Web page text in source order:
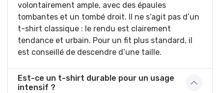
volontairement ample, avec des épaules
tombantes et un tombé droit. Il ne s’agit pas d’un
t-shirt classique : le rendu est clairement
tendance et urbain. Pour un fit plus standard, il
est conseillé de descendre d’une taille.
Est-ce un t-shirt durable pour un usage
intensif ?